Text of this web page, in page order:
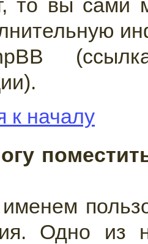
то вы сами
к началу
Одно из